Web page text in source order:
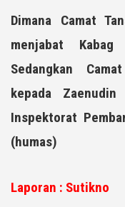
Dimana Camat
menjabat
Sedangkan
kepada
Inspektorat
(humas)
Laporan : Sutikno